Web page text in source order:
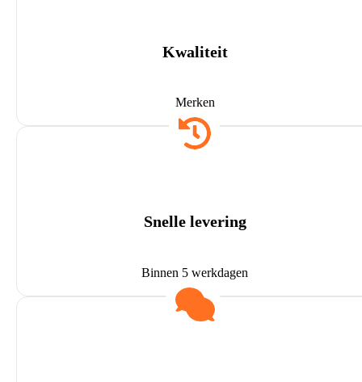
Kwaliteit
Merken
Snelle levering
Binnen 5 werkdagen